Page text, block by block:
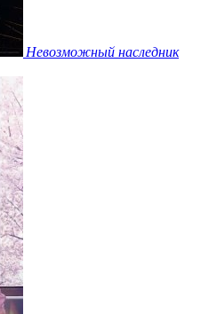
Невозможный наследник